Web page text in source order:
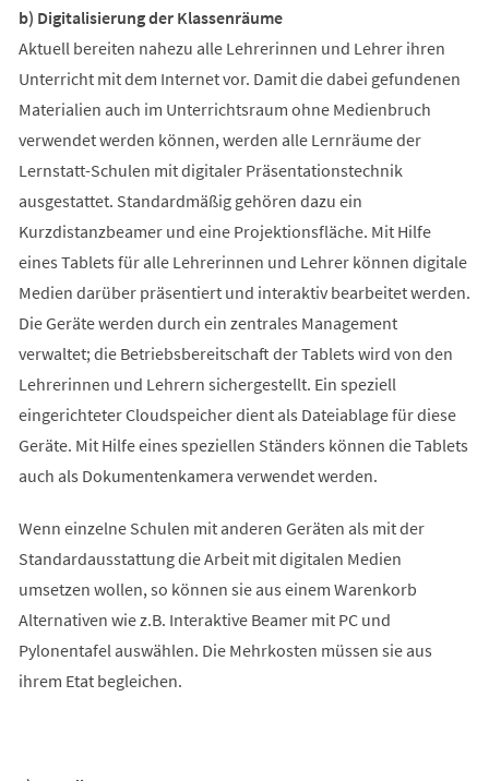
b) Digitalisierung der Klassenräume
Aktuell bereiten nahezu alle Lehrerinnen und Lehrer ihren
Unterricht mit dem Internet vor. Damit die dabei gefundenen
Materialien auch im Unterrichtsraum ohne Medienbruch
verwendet werden können, werden alle Lernräume der
Lernstatt-Schulen mit digitaler Präsentationstechnik
ausgestattet. Standardmäßig gehören dazu ein
Kurzdistanzbeamer und eine Projektionsfläche. Mit Hilfe
eines Tablets für alle Lehrerinnen und Lehrer können digitale
Medien darüber präsentiert und interaktiv bearbeitet werden.
Die Geräte werden durch ein zentrales Management
verwaltet; die Betriebsbereitschaft der Tablets wird von den
Lehrerinnen und Lehrern sichergestellt. Ein speziell
eingerichteter Cloudspeicher dient als Dateiablage für diese
Geräte. Mit Hilfe eines speziellen Ständers können die Tablets
auch als Dokumentenkamera verwendet werden.
Wenn einzelne Schulen mit anderen Geräten als mit der
Standardausstattung die Arbeit mit digitalen Medien
umsetzen wollen, so können sie aus einem Warenkorb
Alternativen wie z.B. Interaktive Beamer mit PC und
Pylonentafel auswählen. Die Mehrkosten müssen sie aus
ihrem Etat begleichen.